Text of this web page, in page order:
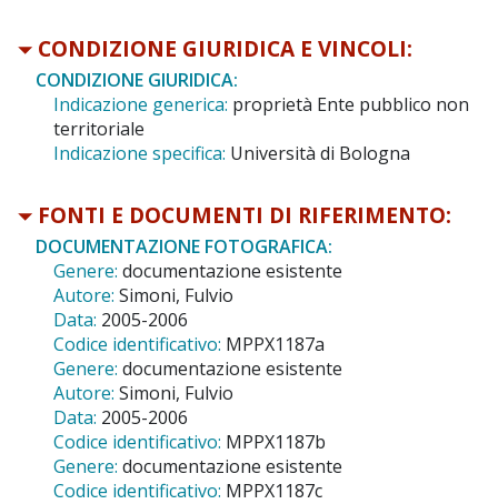
CONDIZIONE GIURIDICA E VINCOLI:
CONDIZIONE GIURIDICA:
Indicazione generica: proprietà Ente pubblico non
territoriale
Indicazione specifica: Università di Bologna
FONTI E DOCUMENTI DI RIFERIMENTO:
DOCUMENTAZIONE FOTOGRAFICA:
Genere: documentazione esistente
Autore: Simoni, Fulvio
Data: 2005-2006
Codice identificativo: MPPX1187a
Genere: documentazione esistente
Autore: Simoni, Fulvio
Data: 2005-2006
Codice identificativo: MPPX1187b
Genere: documentazione esistente
Codice identificativo: MPPX1187c